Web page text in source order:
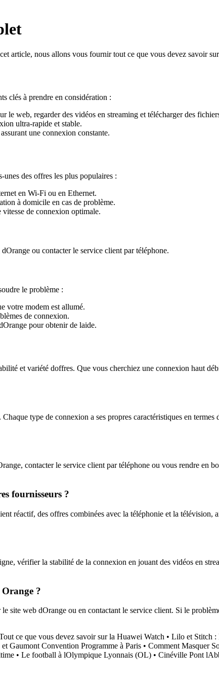
article, nous allons vous fournir tout ce que vous devez savoir
clés à prendre en considération :
le web, regarder des vidéos en streaming et télécharger des
ultra-rapide et stable.
une connexion constante.
des offres les plus populaires :
en Wi-Fi ou en Ethernet.
à domicile en cas de problème.
de connexion optimale.
ou contacter le service client par téléphone.
le problème :
votre modem est allumé.
de connexion.
pour obtenir de laide.
et variété doffres. Que vous cherchiez une connexion haut
type de connexion a ses propres caractéristiques en termes
contacter le service client par téléphone ou vous rendre en
fournisseurs ?
réactif, des offres combinées avec la téléphonie et la télévision,
vérifier la stabilité de la connexion en jouant des vidéos en
Orange ?
site web dOrange ou en contactant le service client. Si le
ce que vous devez savoir sur la Huawei Watch • Lilo et Stitch :
Gaumont Convention Programme à Paris • Comment Masquer
• Le football à lOlympique Lyonnais (OL) • Cinéville Pont